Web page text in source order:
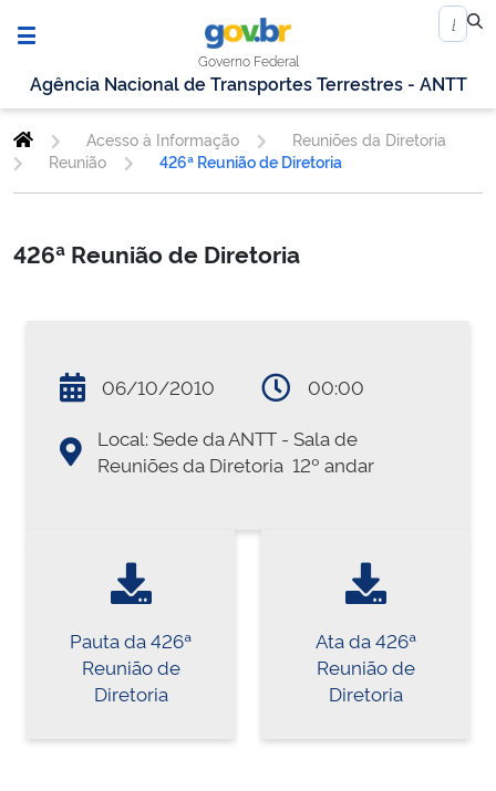
Governo Federal
Agência Nacional de Transportes Terrestres - ANTT
Acesso à Informação
Reuniões da Diretoria
Reunião
426ª Reunião de Diretoria
426ª Reunião de Diretoria
06/10/2010
00:00
Local: Sede da ANTT - Sala de
Reuniões da Diretoria  12º andar
Pauta da 426ª
Reunião de
Diretoria
Ata da 426ª
Reunião de
Diretoria